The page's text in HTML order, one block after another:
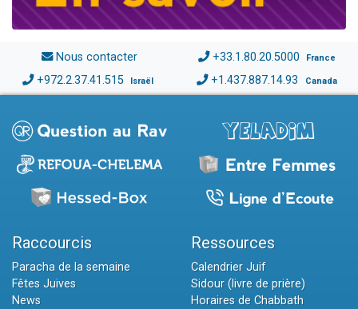
Nous contacter +33.1.80.20.5000 France
+972.2.37.41.515 Israël +1.437.887.14.93 Canada
Raccourcis
Paracha de la semaine
Fêtes Juives
News
Ressources
Calendrier Juif
Sidour (livre de prière)
Horaires de Chabbath